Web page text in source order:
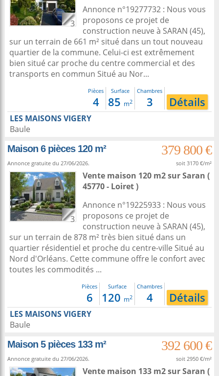
3
Annonce n°19277732 : Nous vous
proposons ce projet de
construction neuve à SARAN (45),
sur un terrain de 661 m² situé dans un tout nouveau
quartier de la commune. Celui-ci est extrêmement
bien situé car proche du centre commercial et des
transports en commun Situé au Nor...
Pièces
4
Surface
85 m2
Chambres
3 Détails
LES MAISONS VIGERY
Baule
Maison 6 pièces 120 m²
379 800 €
Annonce gratuite du 27/06/2026. soit 3170 €/m²
3
Vente maison 120 m2surSaran (
45770 - Loiret )
Annonce n°19225933 : Nous vous
proposons ce projet de
construction neuve à SARAN (45),
sur un terrain de 878 m² très bien situé dans un
quartier résidentiel et proche du centre-ville Situé au
Nord d'Orléans. Cette commune offre le confort avec
toutes les commodités ...
Pièces
6
Surface
120 m2
Chambres
4 Détails
LES MAISONS VIGERY
Baule
Maison 5 pièces 133 m²
392 600 €
Annonce gratuite du 27/06/2026. soit 2950 €/m²
Vente maison 133 m2surSaran (